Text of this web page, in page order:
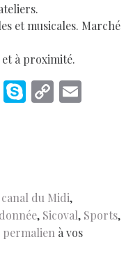
et musicales. Marché
à proximité.
M S C
n
k
canal du Midi,
, Sicoval, Sports,
permalien à vos